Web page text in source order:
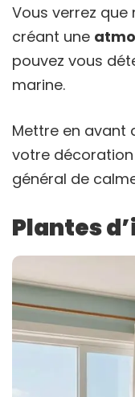
Vous verrez que
créant une
pouvez vous
marine.
Mettre en avant
votre
général de
Plantes